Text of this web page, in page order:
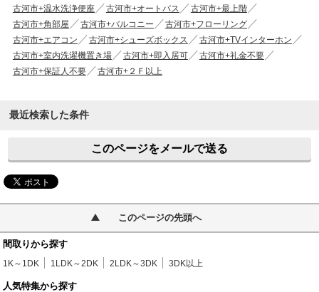
古河市+温水洗浄便座
古河市+オートバス
古河市+最上階
古河市+角部屋
古河市+バルコニー
古河市+フローリング
古河市+エアコン
古河市+シューズボックス
古河市+TVインターホン
古河市+室内洗濯機置き場
古河市+即入居可
古河市+礼金不要
古河市+保証人不要
古河市+２Ｆ以上
最近検索した条件
このページをメールで送る
このページの先頭へ
間取りから探す
1K～1DK 1LDK～2DK 2LDK～3DK 3DK以上
人気特集から探す